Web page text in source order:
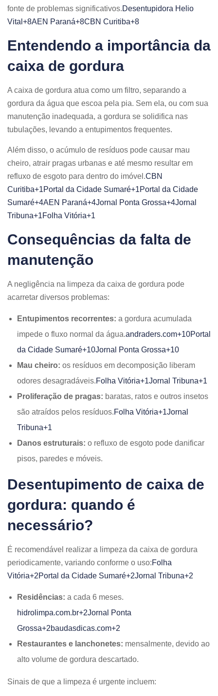
fonte de problemas significativos.​Desentupidora Helio
Vital+8AEN Paraná+8CBN Curitiba+8
Entendendo a importância da
caixa de gordura
A caixa de gordura atua como um filtro, separando a
gordura da água que escoa pela pia. Sem ela, ou com sua
manutenção inadequada, a gordura se solidifica nas
tubulações, levando a entupimentos frequentes.
Além disso, o acúmulo de resíduos pode causar mau
cheiro, atrair pragas urbanas e até mesmo resultar em
refluxo de esgoto para dentro do imóvel.​CBN
Curitiba+1Portal da Cidade Sumaré+1Portal da Cidade
Sumaré+4AEN Paraná+4Jornal Ponta Grossa+4Jornal
Tribuna+1Folha Vitória+1
Consequências da falta de
manutenção
A negligência na limpeza da caixa de gordura pode
acarretar diversos problemas:​
Entupimentos recorrentes: a gordura acumulada
impede o fluxo normal da água.​andraders.com+10Portal
da Cidade Sumaré+10Jornal Ponta Grossa+10
Mau cheiro: os resíduos em decomposição liberam
odores desagradáveis.​Folha Vitória+1Jornal Tribuna+1
Proliferação de pragas: baratas, ratos e outros insetos
são atraídos pelos resíduos.​Folha Vitória+1Jornal
Tribuna+1
Danos estruturais: o refluxo de esgoto pode danificar
pisos, paredes e móveis.​
Desentupimento de caixa de
gordura: quando é
necessário?
É recomendável realizar a limpeza da caixa de gordura
periodicamente, variando conforme o uso:​Folha
Vitória+2Portal da Cidade Sumaré+2Jornal Tribuna+2
Residências: a cada 6 meses.​
hidrolimpa.com.br+2Jornal Ponta
Grossa+2baudasdicas.com+2
Restaurantes e lanchonetes: mensalmente, devido ao
alto volume de gordura descartado.​
Sinais de que a limpeza é urgente incluem:​